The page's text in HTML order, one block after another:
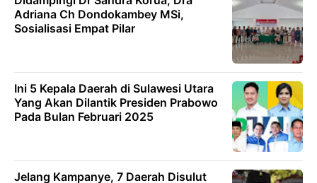
Adriana Ch Dondokambey MSi,
Sosialisasi Empat Pilar
Ini 5 Kepala Daerah di Sulawesi Utara
Yang Akan Dilantik Presiden Prabowo
Pada Bulan Februari 2025
Jelang Kampanye, 7 Daerah Disulut